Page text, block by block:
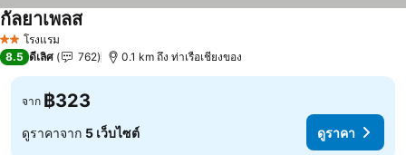
2 ดาวโรงแรม
กัลยาเพลส
8.5 ดีเลิศ 762 0.1 km ถึง ท่าเรือเชียงของ
จาก ฿323
ดูราคาจาก 5 เว็บไซต์ ดูราคา